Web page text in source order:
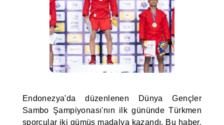
Endonezya'da düzenlenen Dünya Gençler
Sambo Şampiyonası'nın ilk gününde Türkmen
sporcular iki gümüş madalya kazandı. Bu haber,